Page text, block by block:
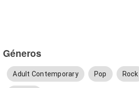
Géneros
Adult Contemporary Pop Rock